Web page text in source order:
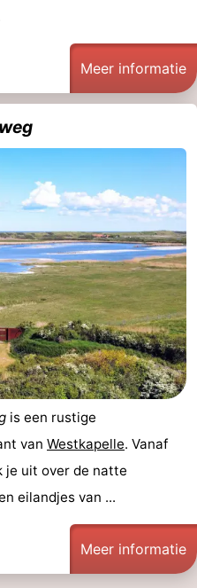
Meer informatie
is een rustige
van Westkapelle. Vanaf
je uit over de natte
eilandjes van ...
Meer informatie